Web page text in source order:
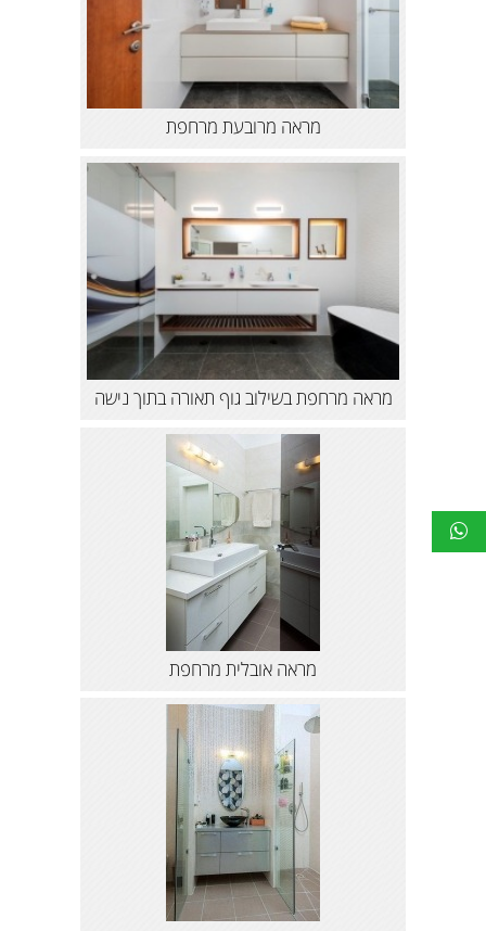
מראה מרובעת מרחפת
מראה מרחפת בשילוב גוף תאורה בתוך נישה
מראה אובלית מרחפת